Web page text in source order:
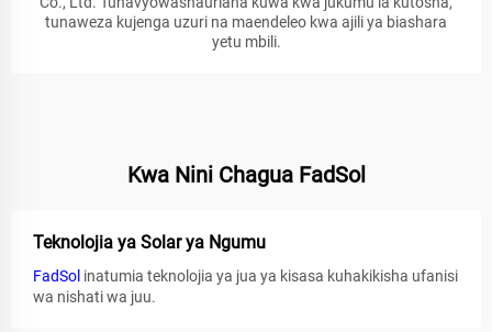
tunaweza kujenga uzuri na maendeleo kwa ajili ya biashara
yetu mbili.
Kwa Nini Chagua FadSol
Teknolojia ya Solar ya Ngumu
FadSol inatumia teknolojia ya jua ya kisasa kuhakikisha ufanisi
wa nishati wa juu.